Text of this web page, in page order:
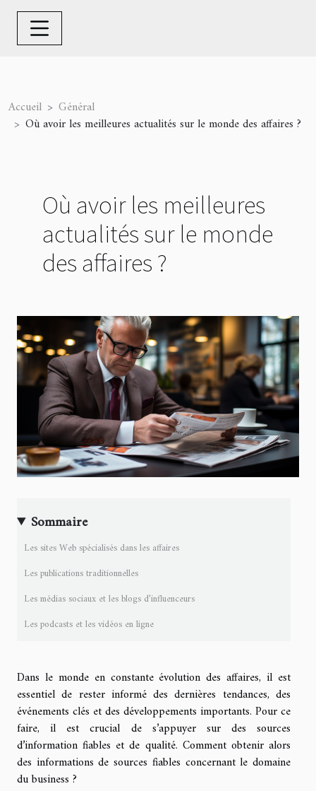
Accueil
Général
Où avoir les meilleures actualités sur le monde des affaires ?
Où avoir les meilleures
actualités sur le monde
des affaires ?
Sommaire
Les sites Web spécialisés dans les affaires
Les publications traditionnelles
Les médias sociaux et les blogs d’influenceurs
Les podcasts et les vidéos en ligne
Dans le monde en constante évolution des affaires, il est
essentiel de rester informé des dernières tendances, des
événements clés et des développements importants. Pour ce
faire, il est crucial de s’appuyer sur des sources
d’information fiables et de qualité. Comment obtenir alors
des informations de sources fiables concernant le domaine
du business ?